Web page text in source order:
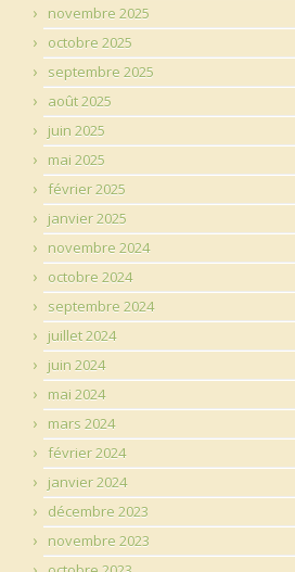
novembre 2025
octobre 2025
septembre 2025
août 2025
juin 2025
mai 2025
février 2025
janvier 2025
novembre 2024
octobre 2024
septembre 2024
juillet 2024
juin 2024
mai 2024
mars 2024
février 2024
janvier 2024
décembre 2023
novembre 2023